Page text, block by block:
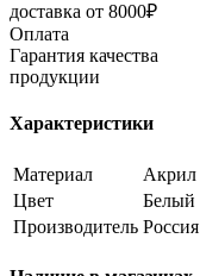
доставка от 8000₽
Оплата
Гарантия качества
продукции
Характеристики
Материал
Акрил
Цвет
Белый
Производитель Россия